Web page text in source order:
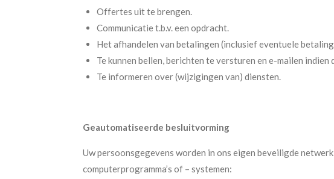
Offertes uit te brengen.
Communicatie t.b.v. een opdracht.
Het afhandelen van betalingen (inclusief eventuele
Te kunnen bellen, berichten te versturen en e-mailen
Te informeren over (wijzigingen van) diensten.
Geautomatiseerde besluitvorming
Uw persoonsgegevens worden in ons eigen beveiligde
computerprogramma’s of – systemen: